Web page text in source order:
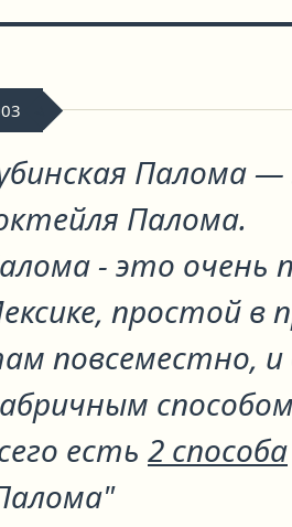
Палома—
Палома.
- это очень
простой в
повсеместно, и
есть 2 способа